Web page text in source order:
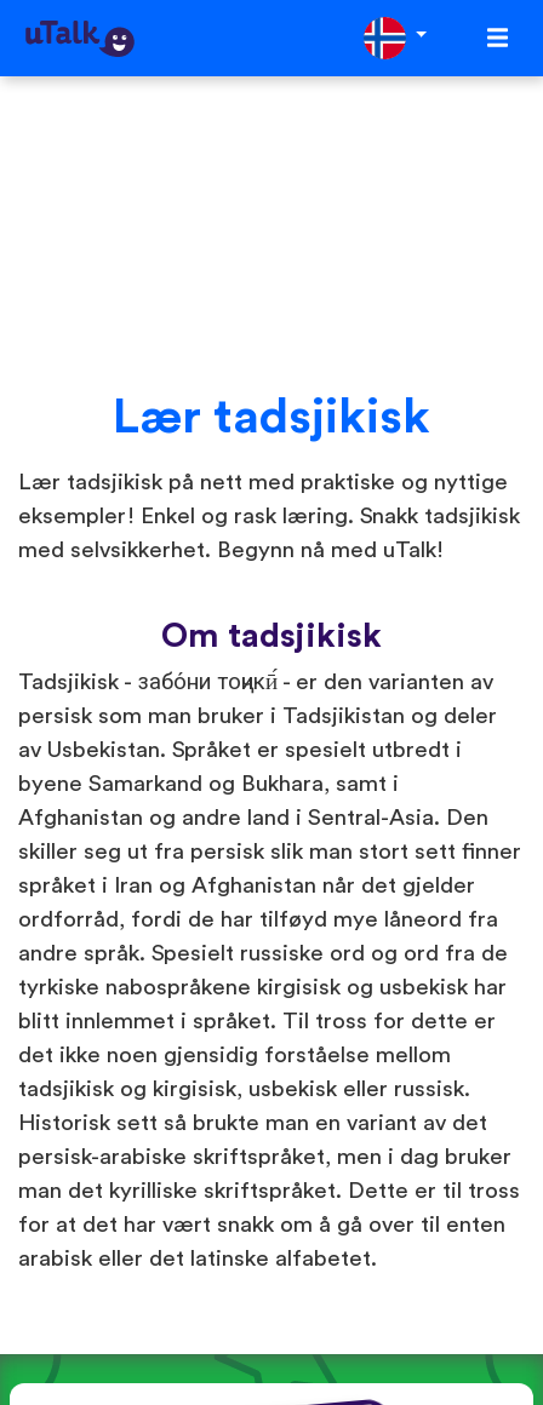
Lær tadsjikisk
Lær tadsjikisk på nett med praktiske og nyttige
eksempler! Enkel og rask læring. Snakk tadsjikisk
med selvsikkerhet. Begynn nå med uTalk!
Om tadsjikisk
Tadsjikisk - забо́ни тоҷикӣ́ - er den varianten av
persisk som man bruker i Tadsjikistan og deler
av Usbekistan. Språket er spesielt utbredt i
byene Samarkand og Bukhara, samt i
Afghanistan og andre land i Sentral-Asia. Den
skiller seg ut fra persisk slik man stort sett finner
språket i Iran og Afghanistan når det gjelder
ordforråd, fordi de har tilføyd mye låneord fra
andre språk. Spesielt russiske ord og ord fra de
tyrkiske nabospråkene kirgisisk og usbekisk har
blitt innlemmet i språket. Til tross for dette er
det ikke noen gjensidig forståelse mellom
tadsjikisk og kirgisisk, usbekisk eller russisk.
Historisk sett så brukte man en variant av det
persisk-arabiske skriftspråket, men i dag bruker
man det kyrilliske skriftspråket. Dette er til tross
for at det har vært snakk om å gå over til enten
arabisk eller det latinske alfabetet.